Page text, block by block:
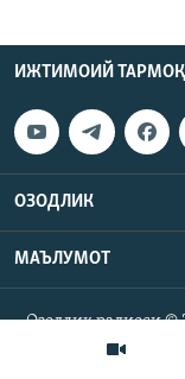
ИЖТИМОИЙ
ОЗОДЛИК
МАЪЛУМОТ
Озодлик радиоси ©
ҳимояланган.